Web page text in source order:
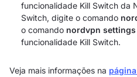
funcionalidade Kill Switch da
Switch, digite o comando
o comando nordvpn settings
funcionalidade Kill Switch.
Veja mais informações na